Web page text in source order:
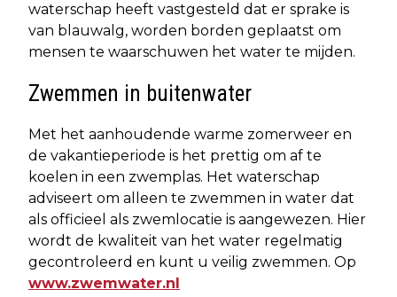
waterschap heeft vastgesteld dat er sprake is
van blauwalg, worden borden geplaatst om
mensen te waarschuwen het water te mijden.
Zwemmen in buitenwater
Met het aanhoudende warme zomerweer en
de vakantieperiode is het prettig om af te
koelen in een zwemplas. Het waterschap
adviseert om alleen te zwemmen in water dat
als officieel als zwemlocatie is aangewezen. Hier
wordt de kwaliteit van het water regelmatig
gecontroleerd en kunt u veilig zwemmen. Op
www.zwemwater.nl